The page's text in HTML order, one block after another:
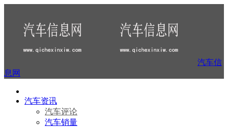
汽车信
息网
汽车资讯
汽车评论
汽车销量